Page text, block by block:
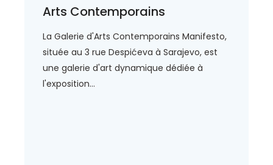
Arts Contemporains
La Galerie d'Arts Contemporains Manifesto,
située au 3 rue Despićeva à Sarajevo, est
une galerie d'art dynamique dédiée à
l'exposition...